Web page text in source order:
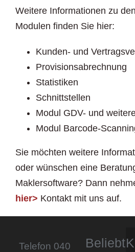
Weitere Informationen zu
Modulen finden Sie hier:
Kunden- und
Provisionsabrechnung
Statistiken
Schnittstellen
Modul GDV- und
Modul Barcode-
Sie möchten weitere
oder wünschen eine
Maklersoftware? Dann
hier> Kontakt mit uns auf.
Telefon 040
Beliebt